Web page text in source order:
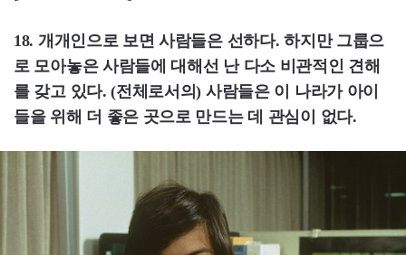
18. 개개인으로 보면 사람들은 선하다. 하지만 그룹으
로 모아놓은 사람들에 대해선 난 다소 비관적인 견해
를 갖고 있다. (전체로서의) 사람들은 이 나라가 아이
들을 위해 더 좋은 곳으로 만드는 데 관심이 없다.